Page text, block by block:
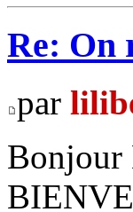
Re: On
par
Bonjour